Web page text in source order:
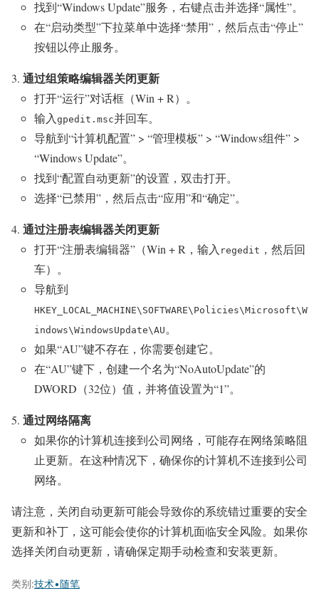
找到“Windows Update”服务，右键点击并选择“属性”。
在“启动类型”下拉菜单中选择“禁用”，然后点击“停止”
按钮以停止服务。
通过组策略编辑器关闭更新
打开“运行”对话框（Win + R）。
输入 gpedit.msc并回车。
导航到“计算机配置” > “管理模板” > “Windows组件” >
“Windows Update”。
找到“配置自动更新”的设置，双击打开。
选择“已禁用”，然后点击“应用”和“确定”。
通过注册表编辑器关闭更新
打开“注册表编辑器”（Win + R，输入 regedit ，然后回
车）。
导航到
HKEY_LOCAL_MACHINE\SOFTWARE\Policies\Microsoft\W
indows\WindowsUpdate\AU 。
如果“AU”键不存在，你需要创建它。
在“AU”键下，创建一个名为“NoAutoUpdate”的
DWORD（32位）值，并将值设置为“1”。
通过网络隔离
如果你的计算机连接到公司网络，可能存在网络策略阻
止更新。在这种情况下，确保你的计算机不连接到公司
网络。
请注意，关闭自动更新可能会导致你的系统错过重要的安全
更新和补丁，这可能会使你的计算机面临安全风险。如果你
选择关闭自动更新，请确保定期手动检查和安装更新。
类别:技术•随笔